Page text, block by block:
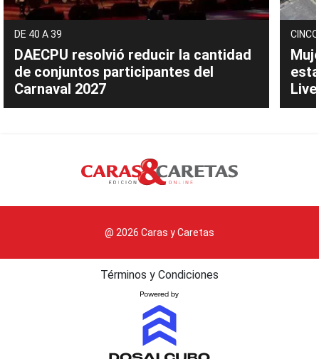
DE 40 A 39
DAECPU resolvió reducir la cantidad
de conjuntos participantes del
Carnaval 2027
@ 2026 Caras y Caretas
Términos y Condiciones